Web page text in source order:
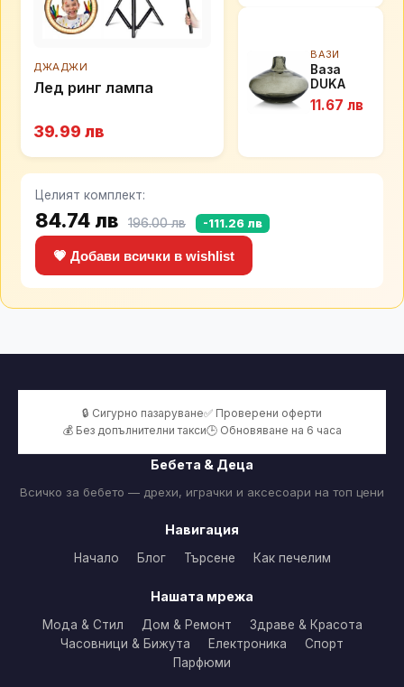
ДЖАДЖИ
Лед ринг лампа
39.99 лв
ВАЗИ
Ваза
DUKA
GLASS 9.5
см., сив
11.67 лв
Целият комплект:
84.74 лв 196.00 лв -111.26 лв
💗 Добави всички в wishlist
🔒 Сигурно пазаруване✅ Проверени оферти
💰 Без допълнителни такси🕒 Обновяване на 6 часа
Бебета & Деца
Всичко за бебето — дрехи, играчки и аксесоари на топ цени
Навигация
Начало Блог Търсене Как печелим
Нашата мрежа
Мода & Стил Дом & Ремонт
Здраве & Красота
Часовници & Бижута
Електроника
Спорт
Парфюми